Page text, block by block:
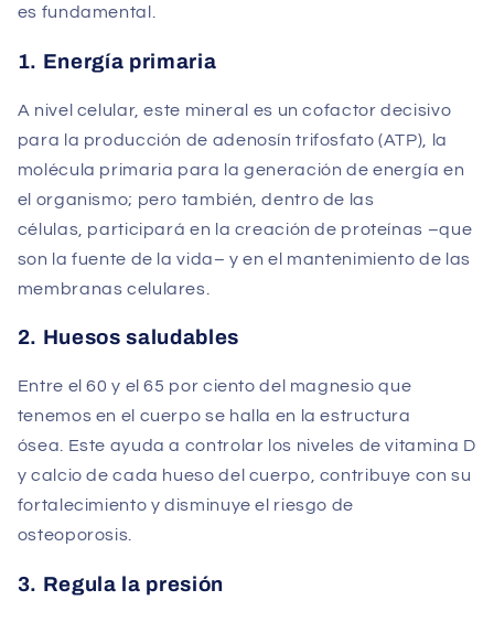
es fundamental.
1. Energía primaria
A nivel celular, este mineral es un cofactor decisivo
para la producción de adenosín trifosfato (ATP), la
molécula primaria para la generación de energía en
el organismo; pero también, dentro de las
células, participará en la creación de proteínas –que
son la fuente de la vida– y en el mantenimiento de las
membranas celulares.
2. Huesos saludables
Entre el 60 y el 65 por ciento del magnesio que
tenemos en el cuerpo se halla en la estructura
ósea. Este ayuda a controlar los niveles de vitamina D
y calcio de cada hueso del cuerpo, contribuye con su
fortalecimiento y disminuye el riesgo de
osteoporosis.
3. Regula la presión